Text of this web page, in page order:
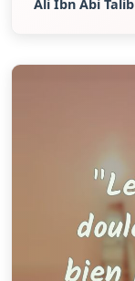
Ali Ibn Abi Talib